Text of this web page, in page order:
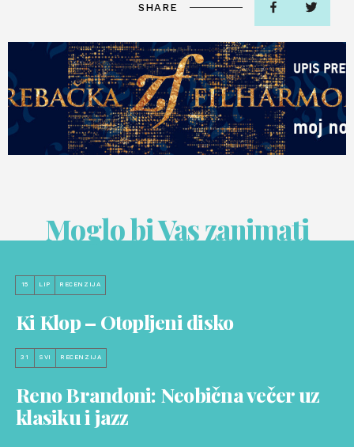
SHARE
Moglo bi Vas zanimati
15 LIP RECENZIJA
Ki Klop – Otopljeni disko
31 SVI RECENZIJA
Reno Brandoni: Neobična večer uz
klasiku i jazz